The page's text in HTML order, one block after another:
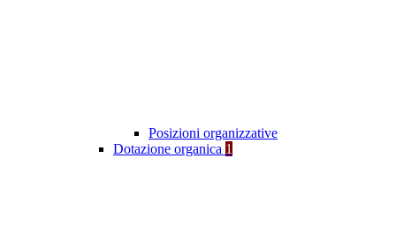
Posizioni organizzative
Dotazione organica 1